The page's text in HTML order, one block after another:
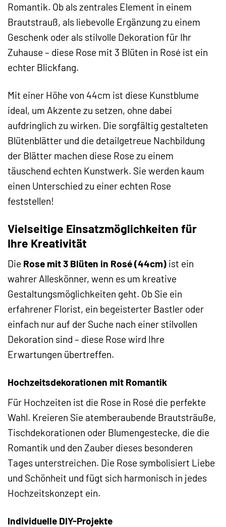
Romantik. Ob als zentrales Element in einem
Brautstrauß, als liebevolle Ergänzung zu einem
Geschenk oder als stilvolle Dekoration für Ihr
Zuhause – diese Rose mit 3 Blüten in Rosé ist ein
echter Blickfang.
Mit einer Höhe von 44cm ist diese Kunstblume
ideal, um Akzente zu setzen, ohne dabei
aufdringlich zu wirken. Die sorgfältig gestalteten
Blütenblätter und die detailgetreue Nachbildung
der Blätter machen diese Rose zu einem
täuschend echten Kunstwerk. Sie werden kaum
einen Unterschied zu einer echten Rose
feststellen!
Vielseitige Einsatzmöglichkeiten für
Ihre Kreativität
Die Rose mit 3 Blüten in Rosé (44cm) ist ein
wahrer Alleskönner, wenn es um kreative
Gestaltungsmöglichkeiten geht. Ob Sie ein
erfahrener Florist, ein begeisterter Bastler oder
einfach nur auf der Suche nach einer stilvollen
Dekoration sind – diese Rose wird Ihre
Erwartungen übertreffen.
Hochzeitsdekorationen mit Romantik
Für Hochzeiten ist die Rose in Rosé die perfekte
Wahl. Kreieren Sie atemberaubende Brautsträuße,
Tischdekorationen oder Blumengestecke, die die
Romantik und den Zauber dieses besonderen
Tages unterstreichen. Die Rose symbolisiert Liebe
und Schönheit und fügt sich harmonisch in jedes
Hochzeitskonzept ein.
Individuelle DIY-Projekte